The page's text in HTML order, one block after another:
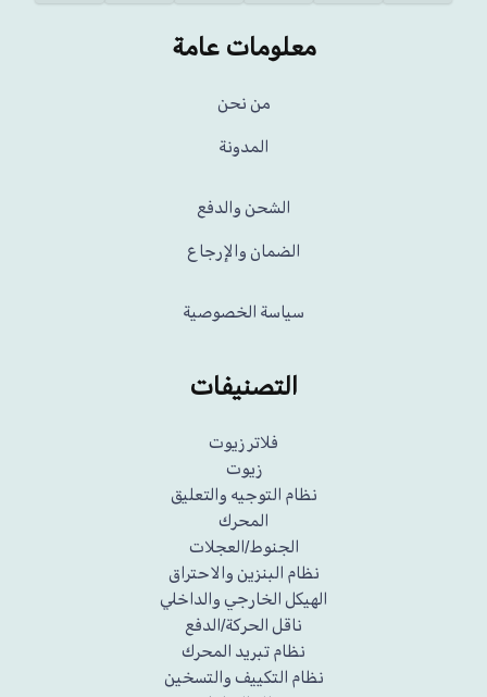
معلومات عامة
من نحن
المدونة
الشحن والدفع
الضمان والإرجاع
سياسة الخصوصية
التصنيفات
فلاتر زيوت
زيوت
نظام التوجيه والتعليق
المحرك
الجنوط/العجلات
نظام البنزين والاحتراق
الهيكل الخارجي والداخلي
ناقل الحركة/الدفع
نظام تبريد المحرك
نظام التكييف والتسخين